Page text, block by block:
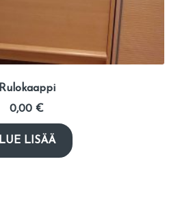
Rulokaappi
0,00 €
LUE LISÄÄ